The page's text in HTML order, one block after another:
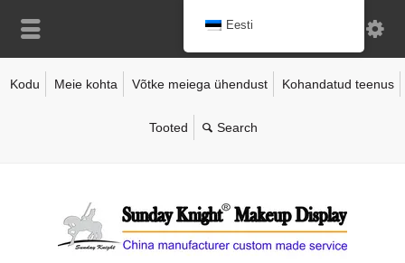
Kodu Meie kohta Võtke meiega ühendust Kohandatud teenus
Tooted
Eesti